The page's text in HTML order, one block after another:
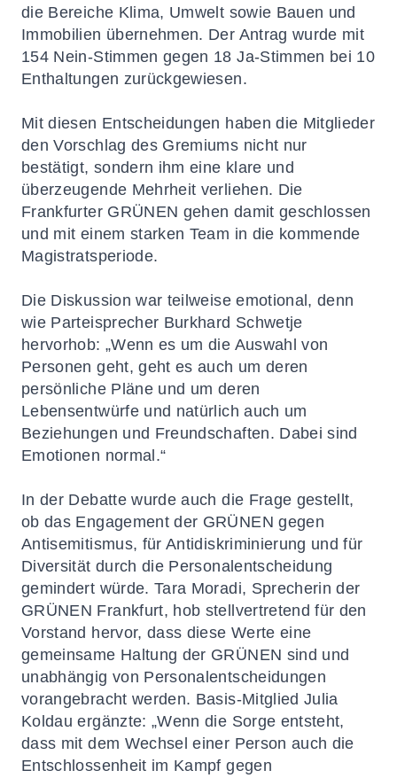
die Bereiche Klima, Umwelt sowie Bauen und
Immobilien übernehmen. Der Antrag wurde mit
154 Nein-Stimmen gegen 18 Ja-Stimmen bei 10
Enthaltungen zurückgewiesen.
Mit diesen Entscheidungen haben die Mitglieder
den Vorschlag des Gremiums nicht nur
bestätigt, sondern ihm eine klare und
überzeugende Mehrheit verliehen. Die
Frankfurter GRÜNEN gehen damit geschlossen
und mit einem starken Team in die kommende
Magistratsperiode.
Die Diskussion war teilweise emotional, denn
wie Parteisprecher Burkhard Schwetje
hervorhob: „Wenn es um die Auswahl von
Personen geht, geht es auch um deren
persönliche Pläne und um deren
Lebensentwürfe und natürlich auch um
Beziehungen und Freundschaften. Dabei sind
Emotionen normal.“
In der Debatte wurde auch die Frage gestellt,
ob das Engagement der GRÜNEN gegen
Antisemitismus, für Antidiskriminierung und für
Diversität durch die Personalentscheidung
gemindert würde. Tara Moradi, Sprecherin der
GRÜNEN Frankfurt, hob stellvertretend für den
Vorstand hervor, dass diese Werte eine
gemeinsame Haltung der GRÜNEN sind und
unabhängig von Personalentscheidungen
vorangebracht werden. Basis-Mitglied Julia
Koldau ergänzte: „Wenn die Sorge entsteht,
dass mit dem Wechsel einer Person auch die
Entschlossenheit im Kampf gegen